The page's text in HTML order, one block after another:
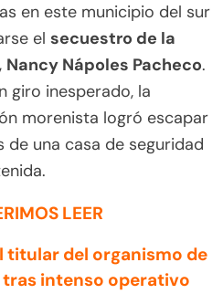
en este municipio del sur
el secuestro de la
Nancy Nápoles Pacheco.
giro inesperado, la
morenista logró escapar
una casa de seguridad
LEER
titular del organismo de
tras intenso operativo